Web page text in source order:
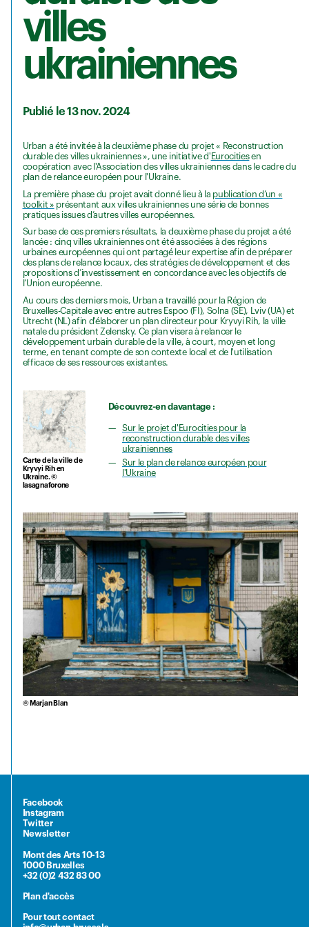
villes
ukrainiennes
Publié le 13 nov. 2024
Urban a été invitée à la deuxième phase du projet « Reconstruction
durable des villes ukrainiennes », une initiative d' Eurocitiesen
coopération avec l'Association des villes ukrainiennes dans le cadre du
plan de relance européen pour l'Ukraine.
La première phase du projet avait donné lieu à la publication d’un «
toolkit » présentant aux villes ukrainiennes une série de bonnes
pratiques issues d’autres villes européennes.
Sur base de ces premiers résultats, la deuxième phase du projet a été
lancée : cinq villes ukrainiennes ont été associées à des régions
urbaines européennes qui ont partagé leur expertise afin de préparer
des plans de relance locaux, des stratégies de développement et des
propositions d’investissement en concordance avec les objectifs de
l’Union européenne.
Au cours des derniers mois, Urban a travaillé pour la Région de
Bruxelles-Capitale avec entre autres Espoo (FI), Solna (SE), Lviv (UA) et
Utrecht (NL) afin d'élaborer un plan directeur pour Kryvyi Rih, la ville
natale du président Zelensky. Ce plan visera à relancer le
développement urbain durable de la ville, à court, moyen et long
terme, en tenant compte de son contexte local et de l'utilisation
efficace de ses ressources existantes.
Carte de la ville de
Kryvyi Rih en
Ukraine. ©
lasagnaforone
Découvrez-en davantage :
Sur le projet d'Eurocities pour la
reconstruction durable des villes
ukrainiennes
Sur le plan de relance européen pour
l'Ukraine
© Marjan Blan
Facebook
Instagram
Twitter
Newsletter
Mont des Arts 10-13
1000 Bruxelles
+32 (0)2 432 83 00
Plan d'accès
Pour tout contact